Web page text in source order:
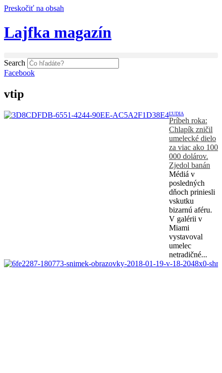
Preskočiť na obsah
Lajfka magazín
Search
Facebook
vtip
ĽUDIA
Príbeh roka:
Chlapík zničil
umelecké dielo
za viac ako 100
000 dolárov.
Zjedol banán
Médiá v
posledných
dňoch priniesli
vskutku
bizarnú aféru.
V galérii v
Miami
vystavoval
umelec
netradičné...